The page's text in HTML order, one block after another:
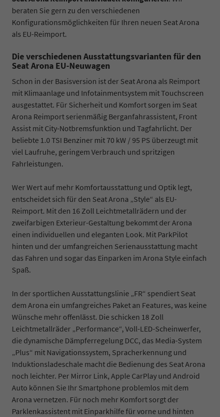
beraten Sie gern zu den verschiedenen
Konfigurationsmöglichkeiten für Ihren neuen Seat Arona
als EU-Reimport.
Die verschiedenen Ausstattungsvarianten für den
Seat Arona EU-Neuwagen
Schon in der Basisversion ist der Seat Arona als Reimport
mit Klimaanlage und Infotainmentsystem mit Touchscreen
ausgestattet. Für Sicherheit und Komfort sorgen im Seat
Arona Reimport serienmäßig Berganfahrassistent, Front
Assist mit City-Notbremsfunktion und Tagfahrlicht. Der
beliebte 1.0 TSI Benziner mit 70 kW / 95 PS überzeugt mit
viel Laufruhe, geringem Verbrauch und spritzigen
Fahrleistungen.
Wer Wert auf mehr Komfortausstattung und Optik legt,
entscheidet sich für den Seat Arona „Style“ als EU-
Reimport. Mit den 16 Zoll Leichtmetallrädern und der
zweifarbigen Exterieur-Gestaltung bekommt der Arona
einen individuellen und eleganten Look. Mit ParkPilot
hinten und der umfangreichen Serienausstattung macht
das Fahren und sogar das Einparken im Arona Style einfach
Spaß.
In der sportlichen Ausstattungslinie „FR“ spendiert Seat
dem Arona ein umfangreiches Paket an Features, was keine
Wünsche mehr offenlässt. Die schicken 18 Zoll
Leichtmetallräder „Performance“, Voll-LED-Scheinwerfer,
die dynamische Dämpferregelung DCC, das Media-System
„Plus“ mit Navigationssystem, Spracherkennung und
Induktionsladeschale macht die Bedienung des Seat Arona
noch leichter. Per Mirror Link, Apple CarPlay und Android
Auto können Sie Ihr Smartphone problemlos mit dem
Arona vernetzen. Für noch mehr Komfort sorgt der
Parklenkassistent mit Einparkhilfe für vorne und hinten